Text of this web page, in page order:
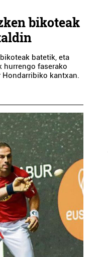
bikoteak
batetik, eta
hurrengo faserako
kantxan.